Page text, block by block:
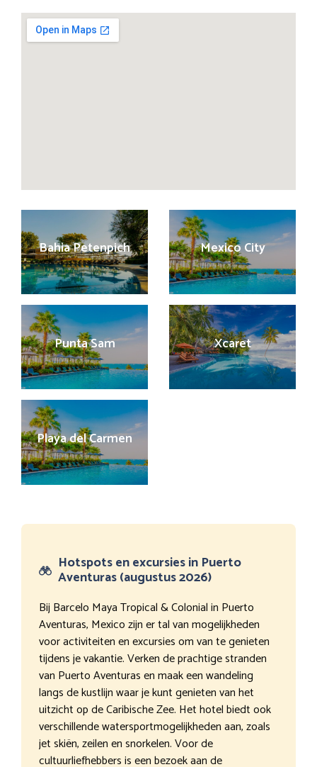
Bahia Petenpich Mexico City
Punta Sam Xcaret
Playa del Carmen
Hotspots en excursies in Puerto
Aventuras (augustus 2026)
Bij Barcelo Maya Tropical & Colonial in Puerto
Aventuras, Mexico zijn er tal van mogelijkheden
voor activiteiten en excursies om van te genieten
tijdens je vakantie. Verken de prachtige stranden
van Puerto Aventuras en maak een wandeling
langs de kustlijn waar je kunt genieten van het
uitzicht op de Caribische Zee. Het hotel biedt ook
verschillende watersportmogelijkheden aan, zoals
jet skiën, zeilen en snorkelen. Voor de
cultuurliefhebbers is een bezoek aan de